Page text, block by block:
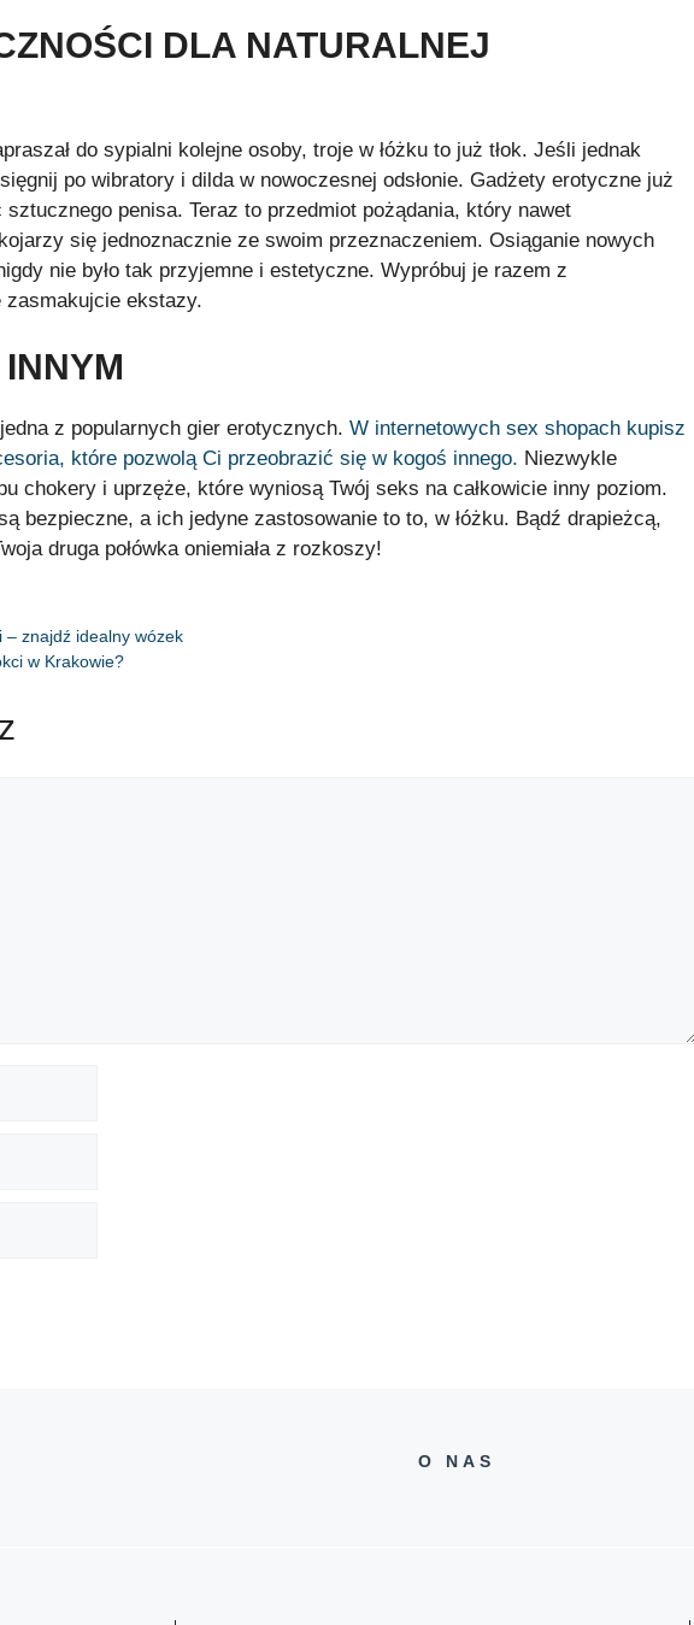
DLA NATURALNEJ
do sypialni kolejne osoby, troje w łóżku to już tłok. Jeśli jednak
po wibratory i dilda w nowoczesnej odsłonie. Gadżety erotyczne już
sztucznego penisa. Teraz to przedmiot pożądania, który nawet
się jednoznacznie ze swoim przeznaczeniem. Osiąganie nowych
nie było tak przyjemne i estetyczne. Wypróbuj je razem z
zasmakujcie ekstazy.
z popularnych gier erotycznych. W internetowych sex shopach kupisz
które pozwolą Ci przeobrazić się w kogoś innego. Niezwykle
chokery i uprzęże, które wyniosą Twój seks na całkowicie inny poziom.
bezpieczne, a ich jedyne zastosowanie to to, w łóżku. Bądź drapieżcą,
druga połówka oniemiała z rozkoszy!
– znajdź idealny wózek
w Krakowie?
O NAS